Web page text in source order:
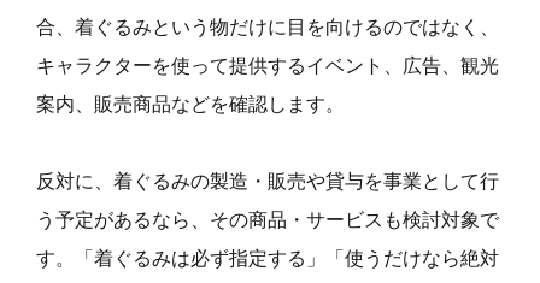
合、着ぐるみという物だけに目を向けるのではなく、
キャラクターを使って提供するイベント、広告、観光
案内、販売商品などを確認します。
反対に、着ぐるみの製造・販売や貸与を事業として行
う予定があるなら、その商品・サービスも検討対象で
す。「着ぐるみは必ず指定する」「使うだけなら絶対